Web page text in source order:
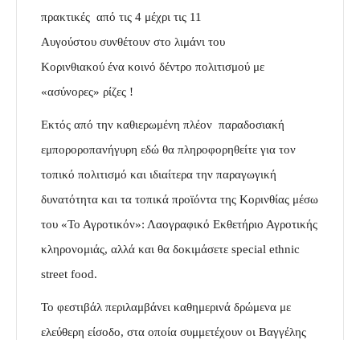
πρακτικές από τις 4 μέχρι τις 11
Αυγούστου συνθέτουν στο λιμάνι του
Κορινθιακού ένα κοινό δέντρο πολιτισμού με
«ασύνορες» ρίζες !
Εκτός από την καθιερωμένη πλέον παραδοσιακή
εμποροροπανήγυρη εδώ θα πληροφορηθείτε για τον
τοπικό πολιτισμό και ιδιαίτερα την παραγωγική
δυνατότητα και τα τοπικά προϊόντα της Κορινθίας μέσω
του «Το Αγροτικόν»: Λαογραφικό Εκθετήριο Αγροτικής
κληρονομιάς, αλλά και θα δοκιμάσετε special ethnic
street food.
Το φεστιβάλ περιλαμβάνει καθημερινά δρώμενα με
ελεύθερη είσοδο, στα οποία συμμετέχουν οι Βαγγέλης